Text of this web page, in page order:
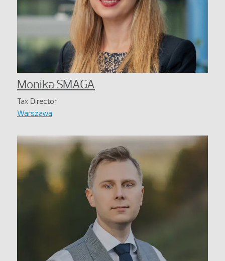
Monika SMAGA
Tax Director
Warszawa